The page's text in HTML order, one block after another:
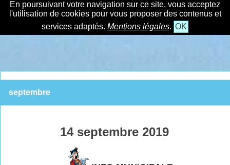
En poursuivant votre navigation sur ce site, vous acceptez
l'utilisation de cookies pour vous proposer des contenus et
services adaptés. Mentions légales. OK
septembre
14 septembre 2019